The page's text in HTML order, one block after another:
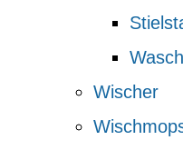
Wischer